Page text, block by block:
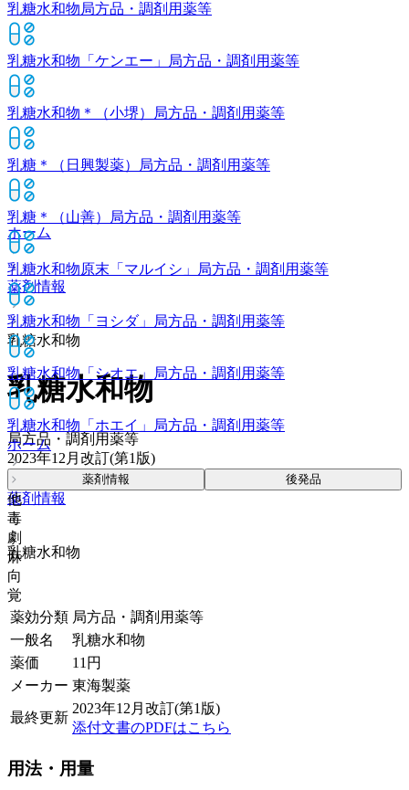
乳糖水和物局方品・調剤用薬等
乳糖水和物「ケンエー」 局方品・調剤用薬等
乳糖水和物＊（小堺） 局方品・調剤用薬等
乳糖＊（日興製薬） 局方品・調剤用薬等
乳糖＊（山善） 局方品・調剤用薬等
乳糖水和物原末「マルイシ」 局方品・調剤用薬等
乳糖水和物「ヨシダ」 局方品・調剤用薬等
乳糖水和物「シオエ」 局方品・調剤用薬等
乳糖水和物「ホエイ」
局方品・調剤用薬等
ホーム
薬剤情報
乳糖水和物
ホーム
薬剤情報
乳糖水和物
乳糖水和物
局方品・調剤用薬等
2023年12月改訂(第1版)
薬剤情報 後発品
他
毒
劇
麻
向
覚
薬効分類 局方品・調剤用薬等
一般名
乳糖水和物
薬価
11 円
メーカー 東海製薬
最終更新
2023年12月改訂(第1版)
添付文書のPDFはこちら
用法・用量